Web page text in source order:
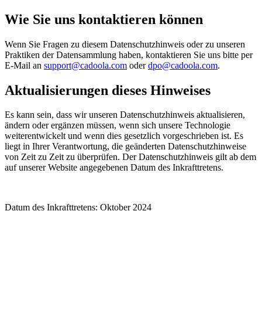
Wie Sie uns kontaktieren können
Wenn Sie Fragen zu diesem Datenschutzhinweis oder zu unseren
Praktiken der Datensammlung haben, kontaktieren Sie uns bitte per
E-Mail an support@cadoola.com oderdpo@cadoola.com.
Aktualisierungen dieses Hinweises
Es kann sein, dass wir unseren Datenschutzhinweis aktualisieren,
ändern oder ergänzen müssen, wenn sich unsere Technologie
weiterentwickelt und wenn dies gesetzlich vorgeschrieben ist. Es
liegt in Ihrer Verantwortung, die geänderten Datenschutzhinweise
von Zeit zu Zeit zu überprüfen. Der Datenschutzhinweis gilt ab dem
auf unserer Website angegebenen Datum des Inkrafttretens.
Datum des Inkrafttretens: Oktober 2024